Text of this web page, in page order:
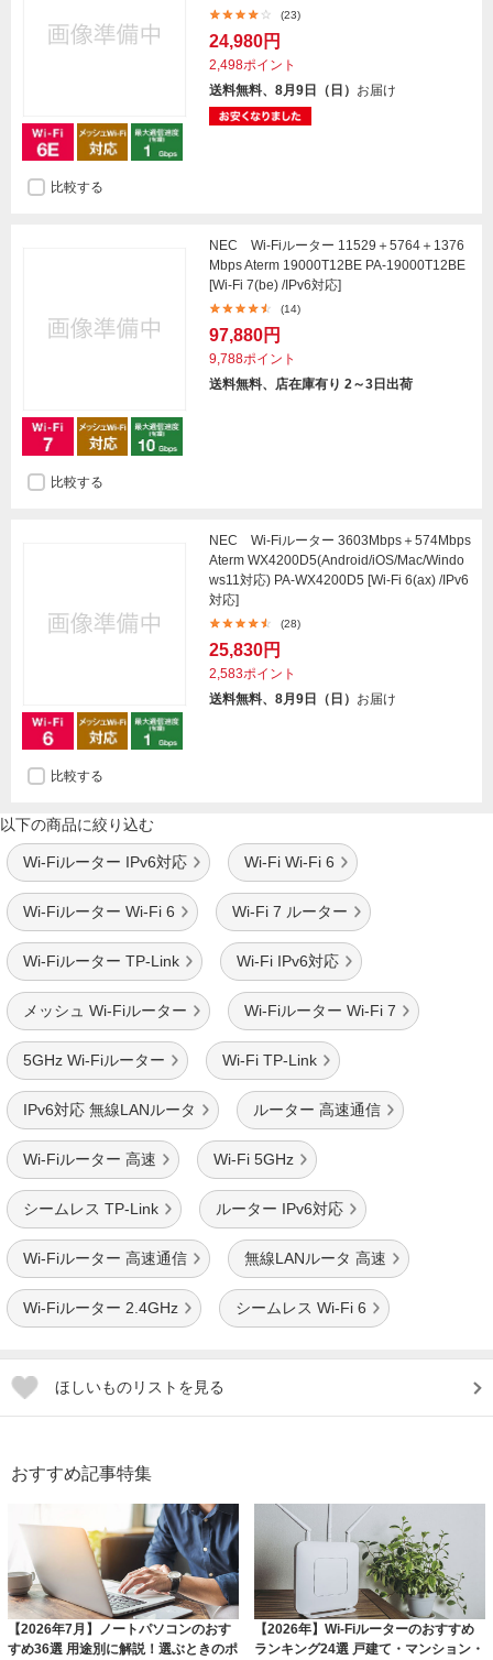
(23)
24,980円
2,498ポイント
送料無料、8月9日（日） お届け
比較する
NEC Wi-Fiルーター 11529＋5764＋1376
Mbps Aterm 19000T12BE PA-19000T12BE
[Wi-Fi 7(be) /IPv6対応]
(14)
97,880円
9,788ポイント
送料無料、店在庫有り 2～3日出荷
比較する
NEC Wi-Fiルーター 3603Mbps＋574Mbps
Aterm WX4200D5(Android/iOS/Mac/Windo
ws11対応) PA-WX4200D5 [Wi-Fi 6(ax) /IPv6
対応]
(28)
25,830円
2,583ポイント
送料無料、8月9日（日） お届け
比較する
以下の商品に絞り込む
Wi-Fiルーター IPv6対応 Wi-Fi Wi-Fi 6
Wi-Fiルーター Wi-Fi 6 Wi-Fi 7 ルーター
Wi-Fiルーター TP-Link Wi-Fi IPv6対応
メッシュ Wi-Fiルーター Wi-Fiルーター Wi-Fi 7
5GHz Wi-Fiルーター Wi-Fi TP-Link
IPv6対応 無線LANルータ ルーター 高速通信
Wi-Fiルーター 高速 Wi-Fi 5GHz
シームレス TP-Link ルーター IPv6対応
Wi-Fiルーター 高速通信 無線LANルータ 高速
Wi-Fiルーター 2.4GHz シームレス Wi-Fi 6
ほしいものリストを見る
おすすめ記事特集
【2026年7月】ノートパソコンのおす
すめ36選 用途別に解説！選ぶときのポ
【2026年】Wi-Fiルーターのおすすめ
ランキング24選 戸建て・マンション・